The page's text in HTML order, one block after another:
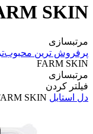
SKIN
مرتبسازی
پرفروش ترین
FARM SKIN
مرتبسازی
فیلتر کردن
دل استایل SKIN